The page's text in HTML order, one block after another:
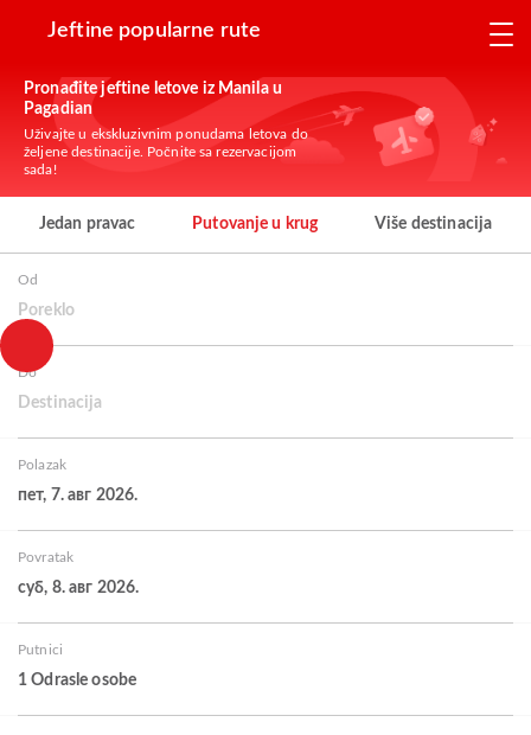
Jeftine popularne rute
Pronađite jeftine letove iz Manila u
Pagadian
Uživajte u ekskluzivnim ponudama letova do
željene destinacije. Počnite sa rezervacijom
sada!
Jedan pravac Putovanje u krug Više destinacija
Od
Poreklo
Do
Destinacija
Polazak
пет, 7. авг 2026.
Povratak
суб, 8. авг 2026.
Putnici
1 Odrasle osobe